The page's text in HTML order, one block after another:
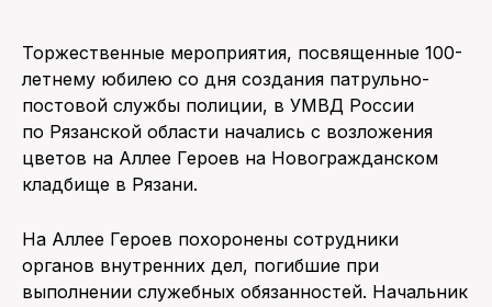
Торжественные мероприятия, посвященные 100-
летнему юбилею со дня создания патрульно-
постовой службы полиции, в УМВД России
по Рязанской области начались с возложения
цветов на Аллее Героев на Новогражданском
кладбище в Рязани.
На Аллее Героев похоронены сотрудники
органов внутренних дел, погибшие при
выполнении служебных обязанностей. Начальник